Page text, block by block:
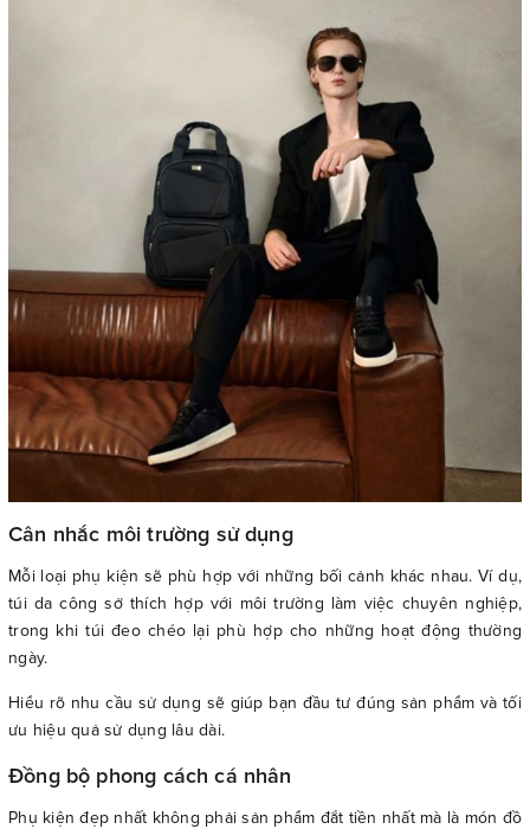
Cân nhắc môi trường sử dụng
Mỗi loại phụ kiện sẽ phù hợp với những bối cảnh khác nhau. Ví dụ,
túi da công sở thích hợp với môi trường làm việc chuyên nghiệp,
trong khi túi đeo chéo lại phù hợp cho những hoạt động thường
ngày.
Hiểu rõ nhu cầu sử dụng sẽ giúp bạn đầu tư đúng sản phẩm và tối
ưu hiệu quả sử dụng lâu dài.
Đồng bộ phong cách cá nhân
Phụ kiện đẹp nhất không phải sản phẩm đắt tiền nhất mà là món đồ